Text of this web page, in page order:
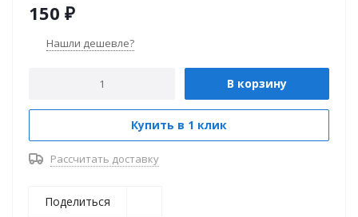
150 ₽
Нашли дешевле?
В корзину
Купить в 1 клик
Рассчитать доставку
Поделиться